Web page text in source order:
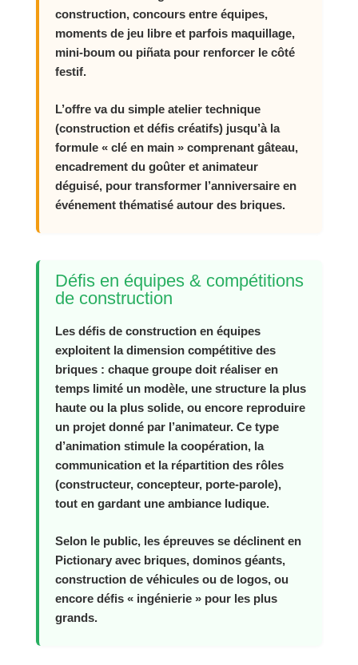
construction, concours entre équipes,
moments de jeu libre et parfois maquillage,
mini‑boum ou piñata pour renforcer le côté
festif.
L’offre va du simple atelier technique
(construction et défis créatifs) jusqu’à la
formule « clé en main » comprenant gâteau,
encadrement du goûter et animateur
déguisé, pour transformer l’anniversaire en
événement thématisé autour des briques.
Défis en équipes & compétitions
de construction
Les défis de construction en équipes
exploitent la dimension compétitive des
briques : chaque groupe doit réaliser en
temps limité un modèle, une structure la plus
haute ou la plus solide, ou encore reproduire
un projet donné par l’animateur. Ce type
d’animation stimule la coopération, la
communication et la répartition des rôles
(constructeur, concepteur, porte‑parole),
tout en gardant une ambiance ludique.
Selon le public, les épreuves se déclinent en
Pictionary avec briques, dominos géants,
construction de véhicules ou de logos, ou
encore défis « ingénierie » pour les plus
grands.